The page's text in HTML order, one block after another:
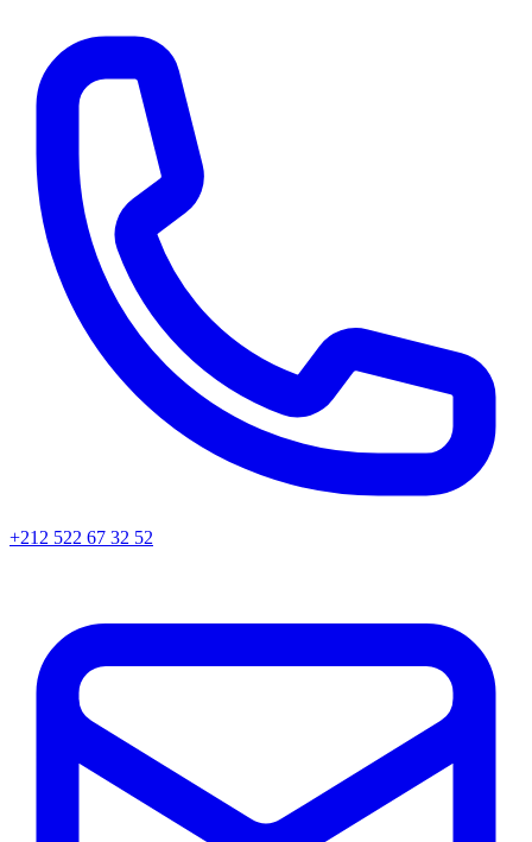
+212 522 67 32 52